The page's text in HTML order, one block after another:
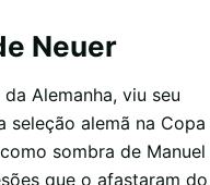
Neuer
Alemanha, viu seu
seleção alemã na Copa
sombra de Manuel
que o afastaram do